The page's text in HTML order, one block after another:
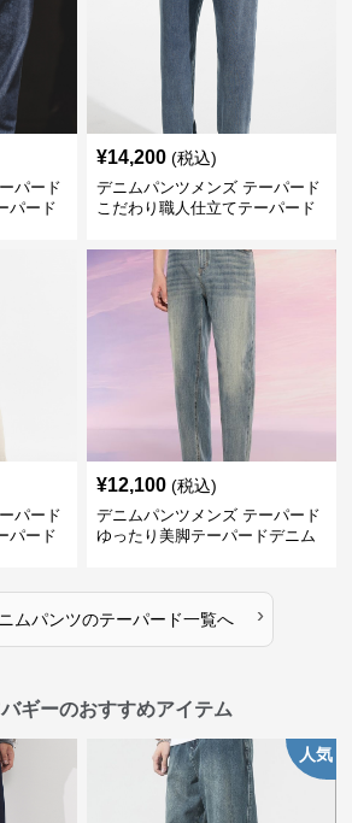
パード
パード
¥14,200 (税込)
デニムパンツメンズ テーパード
こだわり職人仕立てテーパード
パード
パード
¥12,100 (税込)
デニムパンツメンズ テーパード
ゆったり美脚テーパードデニム
ムパンツのテーパード一覧へ ›
ギーのおすすめアイテム
人気